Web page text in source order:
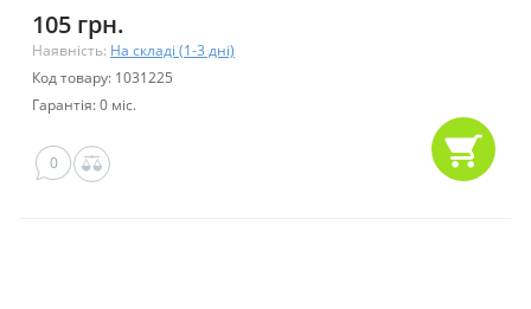
105 грн.
Наявність: На складі (1-3 дні)
Код товару: 1031225
Гарантія: 0 міс.
0